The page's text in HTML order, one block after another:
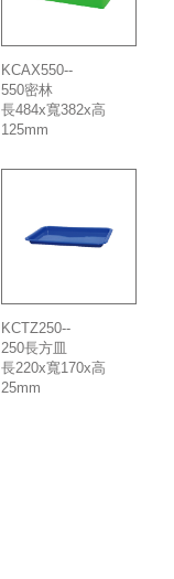
KCAX550--
550密林
長484x寬382x高
125mm
KCTZ250--
250長方皿
長220x寬170x高
25mm